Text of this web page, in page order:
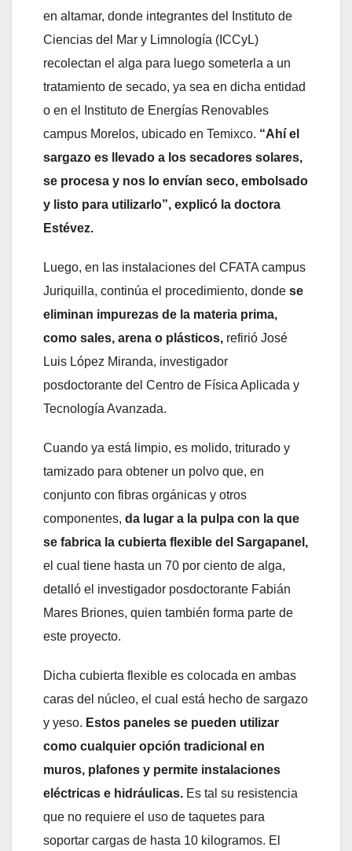
en altamar, donde integrantes del Instituto de
Ciencias del Mar y Limnología (ICCyL)
recolectan el alga para luego someterla a un
tratamiento de secado, ya sea en dicha entidad
o en el Instituto de Energías Renovables
campus Morelos, ubicado en Temixco. “Ahí el
sargazo es llevado a los secadores solares,
se procesa y nos lo envían seco, embolsado
y listo para utilizarlo”, explicó la doctora
Estévez.
Luego, en las instalaciones del CFATA campus
Juriquilla, continúa el procedimiento, donde se
eliminan impurezas de la materia prima,
como sales, arena o plásticos, refirió José
Luis López Miranda, investigador
posdoctorante del Centro de Física Aplicada y
Tecnología Avanzada.
Cuando ya está limpio, es molido, triturado y
tamizado para obtener un polvo que, en
conjunto con fibras orgánicas y otros
componentes, da lugar a la pulpa con la que
se fabrica la cubierta flexible del Sargapanel,
el cual tiene hasta un 70 por ciento de alga,
detalló el investigador posdoctorante Fabián
Mares Briones, quien también forma parte de
este proyecto.
Dicha cubierta flexible es colocada en ambas
caras del núcleo, el cual está hecho de sargazo
y yeso. Estos paneles se pueden utilizar
como cualquier opción tradicional en
muros, plafones y permite instalaciones
eléctricas e hidráulicas. Es tal su resistencia
que no requiere el uso de taquetes para
soportar cargas de hasta 10 kilogramos. El